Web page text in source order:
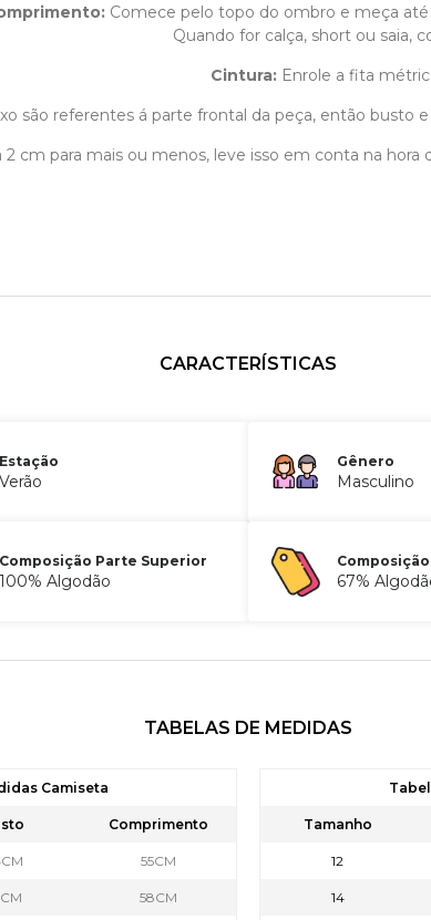
: Comece pelo topo do ombro e meça
Quando for calça, short ou saia,
Cintura: Enrole a fita
são referentes á parte frontal da peça, então busto
cm para mais ou menos, leve isso em conta na
CARACTERÍSTICAS
Estação
Verão
Gênero
Masculino
Composição Parte Superior
100% Algodão 67%
TABELAS DE MEDIDAS
Camiseta
Comprimento
55CM
58CM
Tamanho
12
14